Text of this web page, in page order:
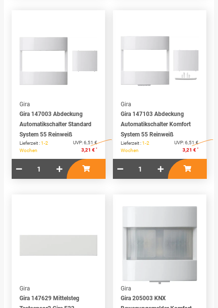
Gira
Gira 147003 Abdeckung
Automatikschalter Standard
System 55 Reinweiß
Lieferzeit :1-2
Wochen
UVP:6,51 €
3,21 € *
Gira
Gira 147103 Abdeckung
Automatikschalter Komfort
System 55 Reinweiß
Lieferzeit :1-2
Wochen
UVP:6,51 €
3,21 € *
Gira
Gira 147629 Mittelsteg
Gira
Gira 205003 KNX